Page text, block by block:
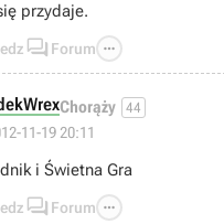
przydaje.
 Forum 
Chorąży 44
11-19 20:11
i Świetna Gra
 Forum 